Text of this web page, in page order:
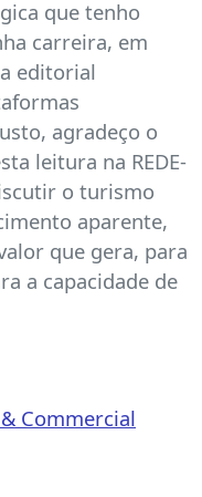
que tenho
carreira, em
editorial
agradeço o
leitura na REDE-
o turismo
aparente,
que gera, para
a capacidade de
Commercial